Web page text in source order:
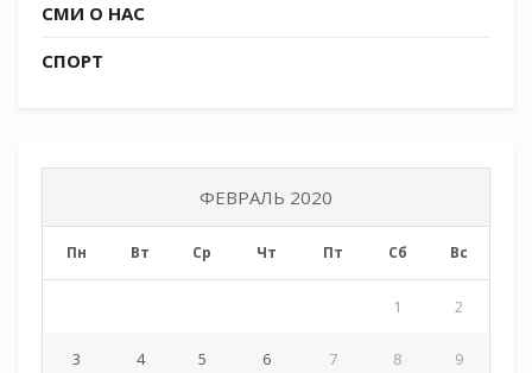
СМИ О НАС
СПОРТ
ФЕВРАЛЬ 2020
Пн Вт Ср Чт Пт Сб Вс
1 2
3 4 5 6 7 8 9